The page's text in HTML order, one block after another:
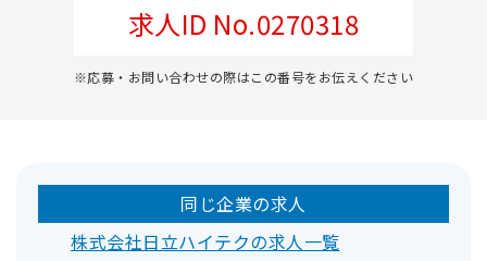
求人ID No.0270318
※応募・お問い合わせの際はこの番号をお伝えください
同じ企業の求人
株式会社日立ハイテクの求人一覧